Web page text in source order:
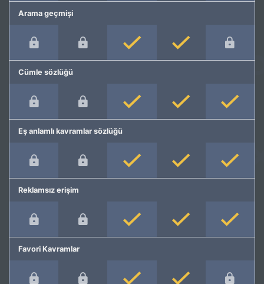
Arama geçmişi
Cümle sözlüğü
Eş anlamlı kavramlar sözlüğü
Reklamsız erişim
Favori Kavramlar